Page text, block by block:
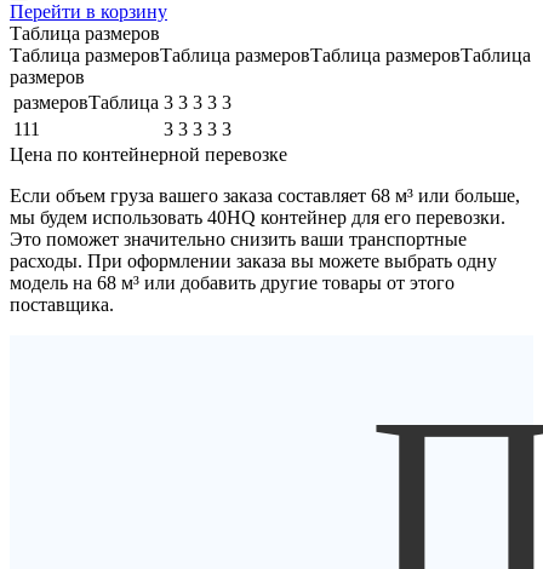
Перейти в корзину
Таблица размеров
Таблица размеровТаблица размеровТаблица размеровТаблица
размеров
размеровТаблица 3 3 3 3 3
111
3 3 3 3 3
Цена по контейнерной перевозке
Если объем груза вашего заказа составляет 68 м³ или больше,
мы будем использовать 40HQ контейнер для его перевозки.
Это поможет значительно снизить ваши транспортные
расходы. При оформлении заказа вы можете выбрать одну
модель на 68 м³ или добавить другие товары от этого
поставщика.